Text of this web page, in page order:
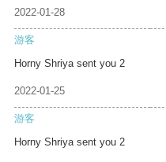
2022-01-28
游客
Horny Shriya sent you 2
2022-01-25
游客
Horny Shriya sent you 2